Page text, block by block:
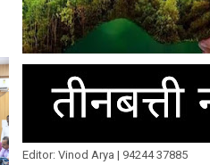
Editor: Vinod Arya | 94244 37885